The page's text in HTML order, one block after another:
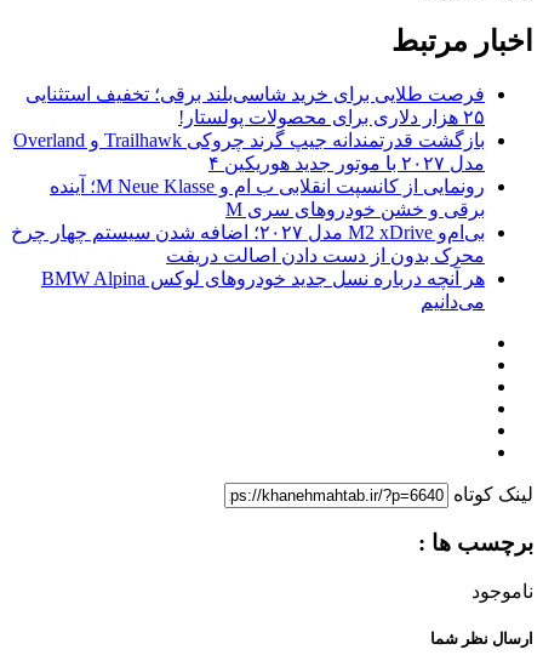
اخبار مرتبط
فرصت طلایی برای خرید شاسی‌بلند برقی؛ تخفیف استثنایی
۲۵ هزار دلاری برای محصولات پولستار!
بازگشت قدرتمندانه جیپ گرند چروکی Trailhawk و Overland
مدل ۲۰۲۷ با موتور جدید هوریکین ۴
رونمایی از کانسپت انقلابی ب ام و M Neue Klasse؛ آینده
برقی و خشن خودروهای سری M
بی‌ام‌و M2 xDrive مدل ۲۰۲۷؛ اضافه شدن سیستم چهار چرخ
محرک بدون از دست دادن اصالت دریفت
هر آنچه درباره نسل جدید خودروهای لوکس BMW Alpina
می‌دانیم
لینک کوتاه
برچسب ها :
ناموجود
ارسال نظر شما